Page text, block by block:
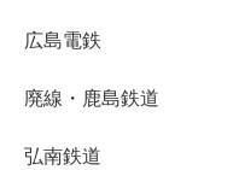
広島電鉄
廃線・鹿島鉄道
弘南鉄道